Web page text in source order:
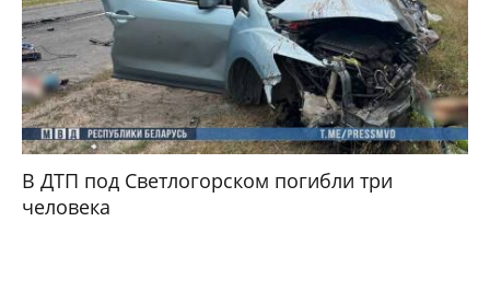
В ДТП под Светлогорском погибли три
человека